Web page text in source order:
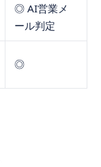
◎ AI営業メ
ール判定
◎